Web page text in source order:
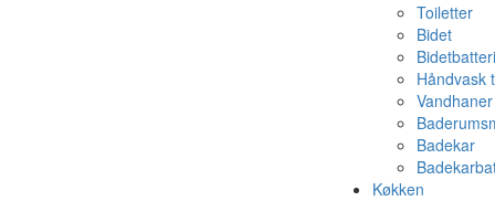
Toiletter
Bidet
Håndvask
Badekar
Køkken